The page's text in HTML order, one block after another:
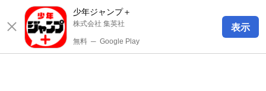
少年ジャンプ＋
株式会社 集英社
無料 ─ Google Play
表示